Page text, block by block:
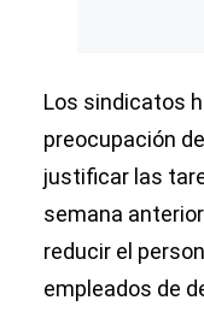
Los sindicatos
preocupación
justificar las
semana
reducir el
empleados de